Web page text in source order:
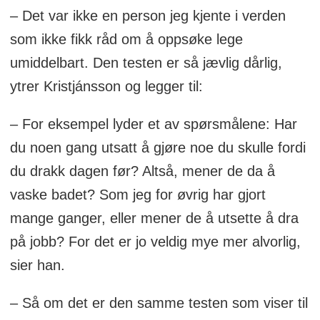
– Det var ikke en person jeg kjente i verden
som ikke fikk råd om å oppsøke lege
umiddelbart. Den testen er så jævlig dårlig,
ytrer Kristjánsson og legger til:
– For eksempel lyder et av spørsmålene: Har
du noen gang utsatt å gjøre noe du skulle fordi
du drakk dagen før? Altså, mener de da å
vaske badet? Som jeg for øvrig har gjort
mange ganger, eller mener de å utsette å dra
på jobb? For det er jo veldig mye mer alvorlig,
sier han.
– Så om det er den samme testen som viser til